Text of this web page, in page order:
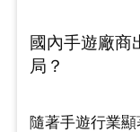
國內手遊廠商
局？
隨著手遊行業